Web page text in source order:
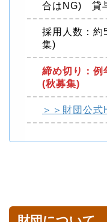
合はNG) 貸
採用人数：約
集)
締め切り：例
(秋募集)
＞＞財団公式